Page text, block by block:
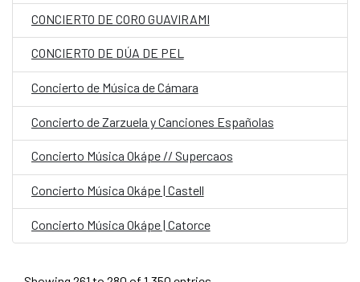
CONCIERTO DE CORO GUAVIRAMI
CONCIERTO DE DÚA DE PEL
Concierto de Música de Cámara
Concierto de Zarzuela y Canciones Españolas
Concierto Música Okápe // Supercaos
Concierto Música Okápe | Castell
Concierto Música Okápe | Catorce